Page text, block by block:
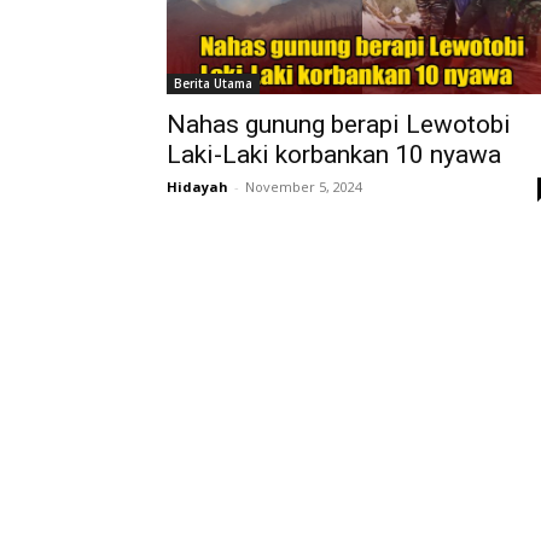
Berita Utama
Nahas gunung berapi Lewotobi
Laki-Laki korbankan 10 nyawa
Hidayah - November 5, 2024